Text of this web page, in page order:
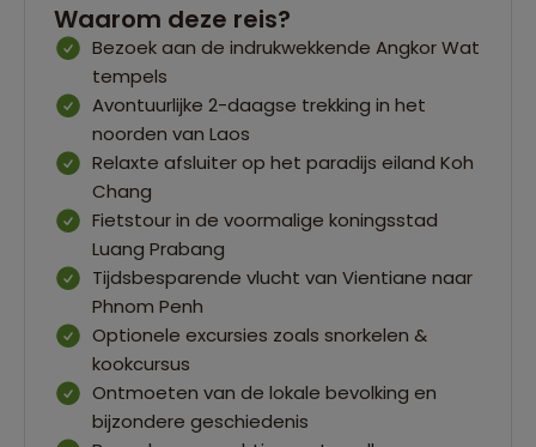
Waarom deze reis?
Bezoek aan de indrukwekkende Angkor Wat
tempels
Avontuurlijke 2-daagse trekking in het
noorden van Laos
Relaxte afsluiter op het paradijs eiland Koh
Chang
Fietstour in de voormalige koningsstad
Luang Prabang
Tijdsbesparende vlucht van Vientiane naar
Phnom Penh
Optionele excursies zoals snorkelen &
kookcursus
Ontmoeten van de lokale bevolking en
bijzondere geschiedenis